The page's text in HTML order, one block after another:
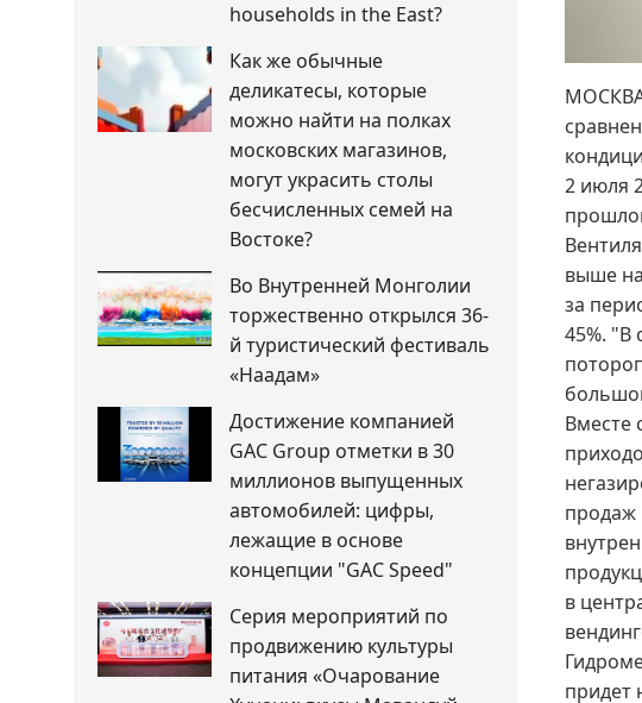
households in the East?
Как же обычные
деликатесы, которые
можно найти на полках
московских магазинов,
могут украсить столы
бесчисленных семей на
Востоке?
Во Внутренней Монголии
торжественно открылся 36-
й туристический фестиваль
«Наадам»
Достижение компанией
GAC Group отметки в 30
миллионов выпущенных
автомобилей: цифры,
лежащие в основе
концепции "GAC Speed"
Серия мероприятий по
продвижению культуры
питания «Очарование
2 июля
выше
за
45%. "В
Вместе
продаж
в
придет